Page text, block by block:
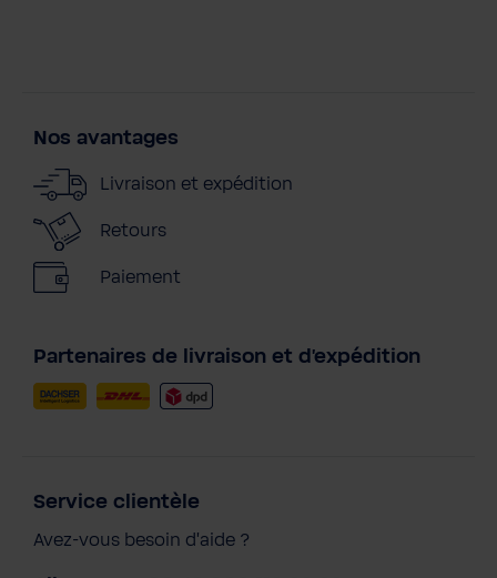
Nos avantages
Livraison et expédition
Retours
Paiement
Partenaires de livraison et d'expédition
Service clientèle
Avez-vous besoin d'aide ?